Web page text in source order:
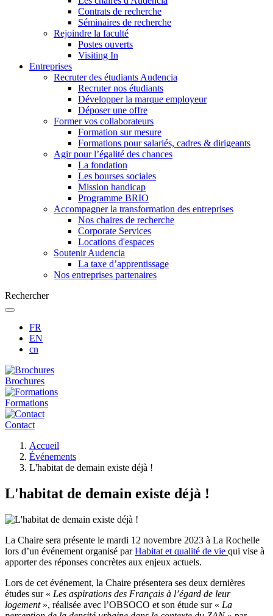
Contrats de recherche
Séminaires de recherche
Rejoindre la faculté
Postes ouverts
Visiting In
Entreprises
Recruter des étudiants Audencia
Recruter nos étudiants
Développer la marque employeur
Déposer une offre
Former vos collaborateurs
Formation sur mesure
Formations pour salariés, cadres & dirigeants
Agir pour l’égalité des chances
La fondation
Les bourses sociales
Mission handicap
Programme BRIO
Accompagner la transformation des entreprises
Nos chaires de recherche
Corporate Services
Locations d'espaces
Soutenir Audencia
La taxe d’apprentissage
Nos entreprises partenaires
Rechercher
FR
EN
cn
Brochures
Formations
Contact
d'Ariane
Accueil
Événements
L'habitat de demain existe déjà !
L'habitat de demain existe déjà !
La Chaire sera présente le mardi 12 novembre 2023 à La Rochelle
lors d’un événement organisé parHabitat et qualité de vie qui vise à
apporter des réponses concrètes aux enjeux actuels.
Lors de cet événement, la Chaire présentera ses deux dernières
études sur « Les aspirations des Français à l’égard de leur
logement», réalisée avec l’OBSOCO et son étude sur « La